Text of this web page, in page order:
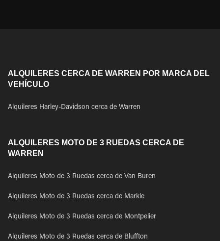
ALQUILERES CERCA DE WARREN POR MARCA DEL
VEHÍCULO
Alquileres Harley-Davidson cerca de Warren
ALQUILERES MOTO DE 3 RUEDAS CERCA DE
WARREN
Alquileres Moto de 3 Ruedas cerca de Van Buren
Alquileres Moto de 3 Ruedas cerca de Markle
Alquileres Moto de 3 Ruedas cerca de Montpelier
Alquileres Moto de 3 Ruedas cerca de Bluffton